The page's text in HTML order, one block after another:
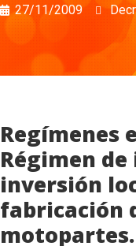
27/11/2009
Regímenes
Régimen
inversión
fabricación